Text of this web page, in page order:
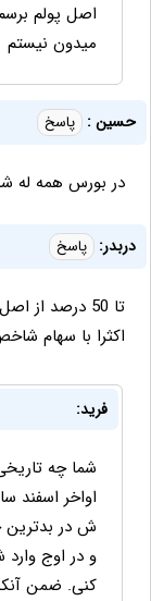
اصل پولم
میدون نیستم
حسین : پاسخ
در بورس همه له
دربدر: پاسخ
تا 50 درصد
اکثرا با سهام
فرید:
شما چه
اواخر اسفند
و در اوج